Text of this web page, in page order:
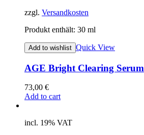
zzgl. Versandkosten
Produkt enthält: 30 ml
Add to wishlist Quick View
AGE Bright Clearing Serum
73,00 €
Add to cart
incl. 19% VAT